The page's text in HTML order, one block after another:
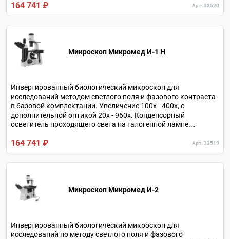
устройство на 5 объективов.
164 741 ₽ Арт. 32520
Микроскоп Микромед И-1 Н
Инвертированный биологический микроскоп для
исследований методом светлого поля и фазового контраста
в базовой комплектации. Увеличение 100х - 400х, с
дополнительной оптикой 20х - 960х. Конденсорный
осветитель проходящего света на галогенной лампе.
устройство на 5 объективов.
164 741 ₽ Арт. 32519
Микроскоп Микромед И-2
Инвертированный биологический микроскоп для
исследований по методу светлого поля и фазового